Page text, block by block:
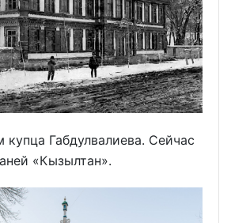
Габдулвалиева. Сейчас
«Кызылтан».